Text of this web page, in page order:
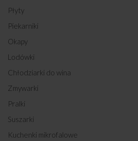
Płyty
Piekarniki
Okapy
Lodówki
Chłodziarki do wina
Zmywarki
Pralki
Suszarki
Kuchenki mikrofalowe